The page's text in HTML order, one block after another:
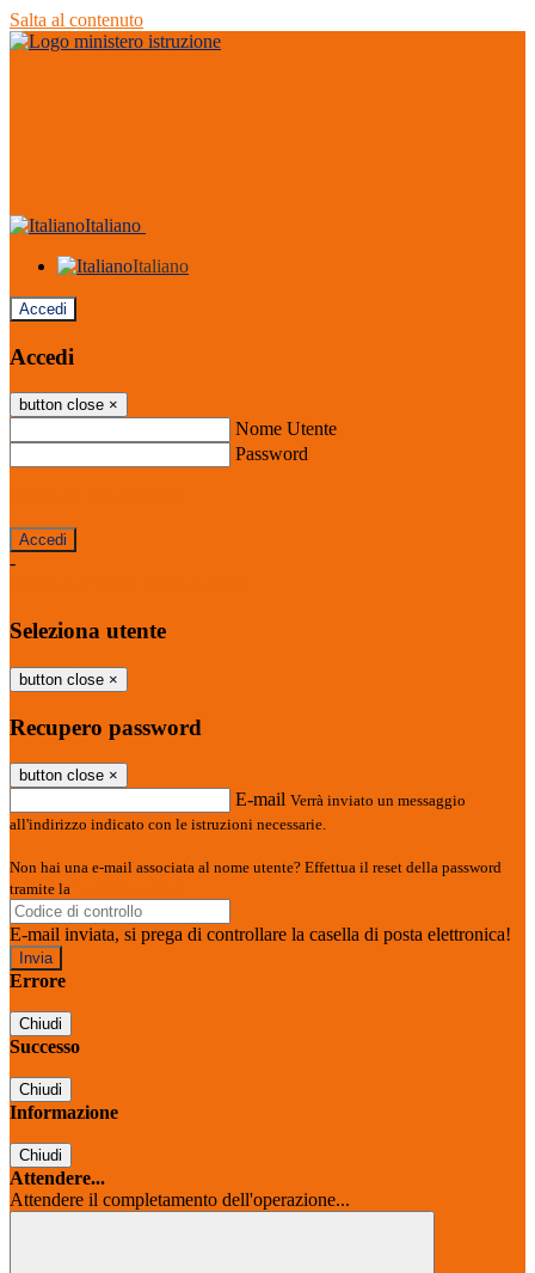
Salta al contenuto
Italiano
Italiano
Accedi
Accedi
button close ×
Nome Utente
Password
-
Seleziona utente
button close ×
Recupero password
button close ×
E-mail Verrà inviato un messaggio
all'indirizzo indicato con le istruzioni necessarie.
Non hai una e-mail associata al nome utente? Effettua il reset della password
tramite la
E-mail inviata, si prega di controllare la casella di posta elettronica!
Errore
Chiudi
Successo
Chiudi
Informazione
Chiudi
Attendere...
Attendere il completamento dell'operazione...